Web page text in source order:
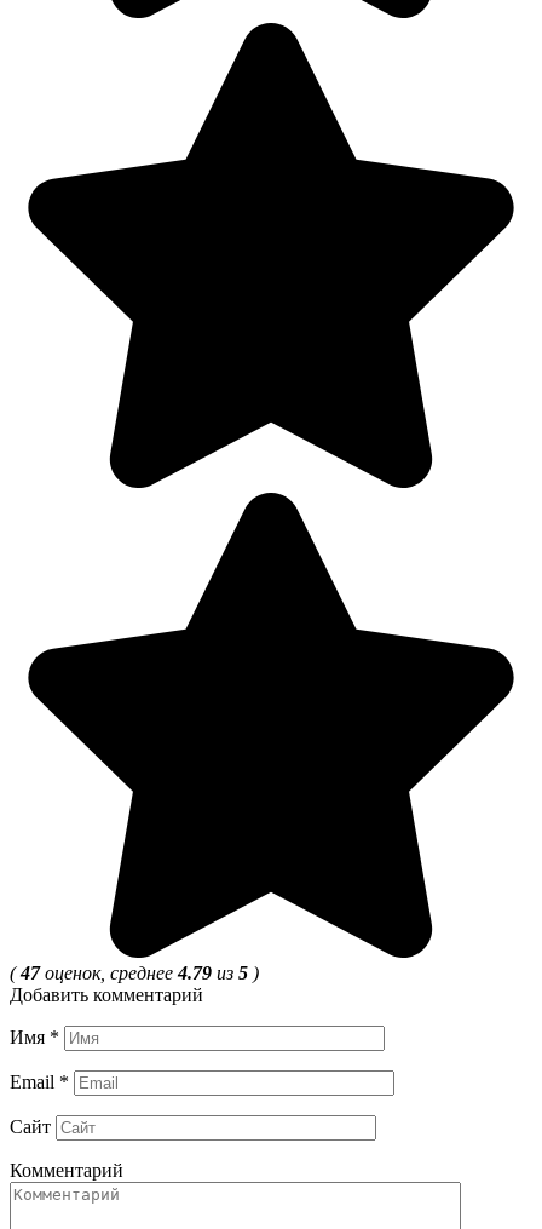
(47оценок, среднее4.79 из 5 )
Добавить комментарий
Имя *
Email *
Сайт
Комментарий